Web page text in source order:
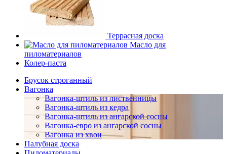
Террасная доска
Масло для
пиломатериалов
Колер-паста
Брусок строганный
Вагонка
Вагонка-штиль из лиственницы
Вагонка-штиль из кедра
Вагонка-штиль из ангарской сосны
Вагонка-евро из ангарской сосны
Вагонка из хвои
Палубная доска